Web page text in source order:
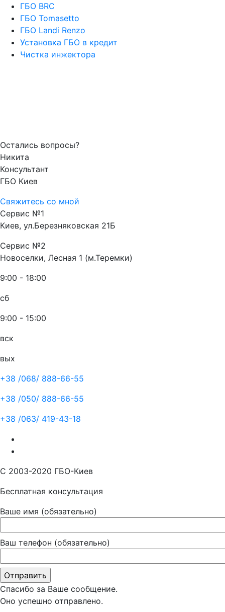
ГБО BRC
ГБО Tomasetto
ГБО Landi Renzo
Установка ГБО в кредит
Чистка инжектора
Остались вопросы?
Никита
Консультант
ГБО Киев
Свяжитесь со мной
Сервис №1
Киев, ул.Березняковская 21Б
Сервис №2
Новоселки, Лесная 1 (м.Теремки)
9:00 - 18:00
сб
9:00 - 15:00
вск
вых
+38 /068/ 888-66-55
+38 /050/ 888-66-55
+38 /063/ 419-43-18
С 2003-2020 ГБО-Киев
Бесплатная консультация
Ваше имя (обязательно)
Ваш телефон (обязательно)
Спасибо за Ваше сообщение.
Оно успешно отправлено.